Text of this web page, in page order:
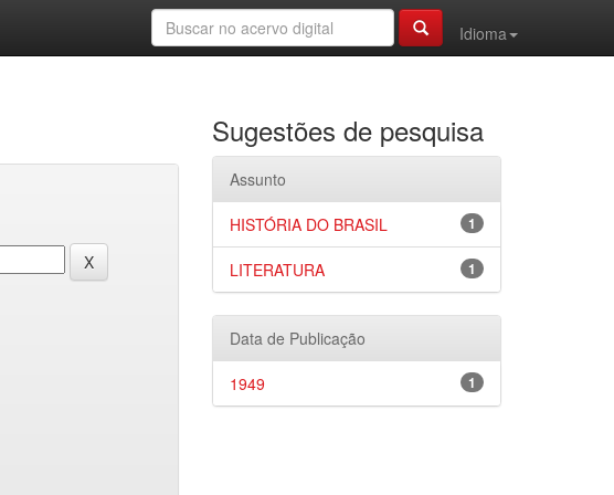
Idioma
Sugestões de pesquisa
Assunto
1
HISTÓRIA DO BRASIL
1
LITERATURA
Data de Publicação
1
1949